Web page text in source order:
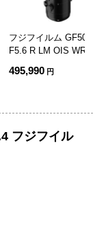
フジフイルム
F5.6 R LM OIS WR
495,990 円
フジフイル